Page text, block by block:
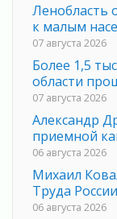
Ленобласть
к малым
07 августа 2026
Более 1,5
области
07 августа 2026
Александр
приемной
06 августа 2026
Михаил
Труда России
06 августа 2026